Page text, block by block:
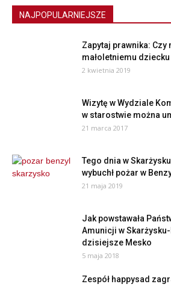
NAJPOPULARNIEJSZE
Zapytaj prawnika: Czy
małoletniemu
2 kwietnia 2019
Wizytę w Wydziale
w starostwie można
21 marca 2017
Tego dnia w
wybuchł pożar w
21 maja 2019
Jak powstawała
Amunicji w
dzisiejsze Mesko
5 maja 2018
Zespół happysad